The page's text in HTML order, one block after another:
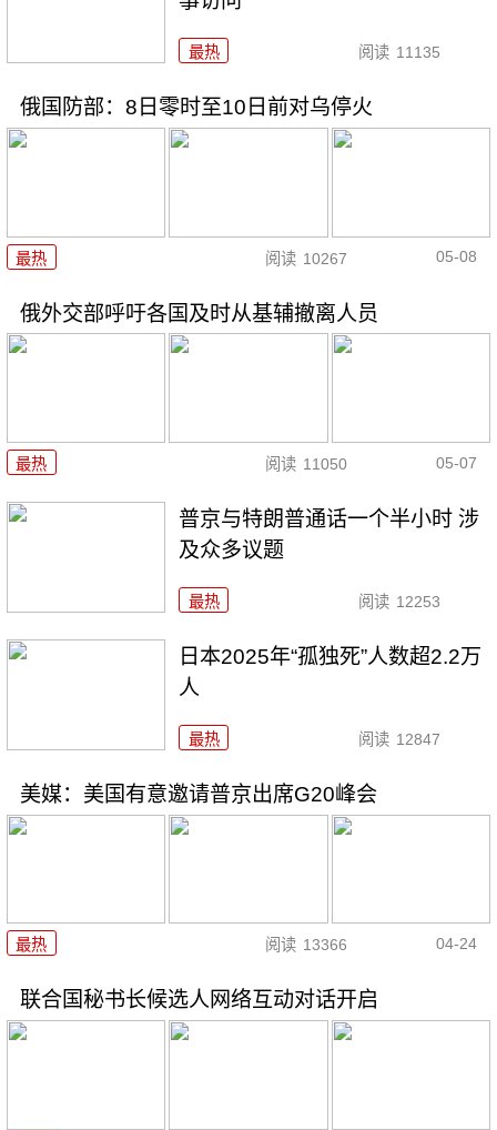
最热 阅读 11135
俄国防部：8日零时至10日前对乌停火
最热 阅读 10267 05-08
俄外交部呼吁各国及时从基辅撤离人员
最热 阅读 11050 05-07
普京与特朗普通话一个半小时 涉
及众多议题
最热 阅读 12253
日本2025年“孤独死”人数超2.2万
人
最热 阅读 12847
美媒：美国有意邀请普京出席G20峰会
最热 阅读 13366 04-24
联合国秘书长候选人网络互动对话开启